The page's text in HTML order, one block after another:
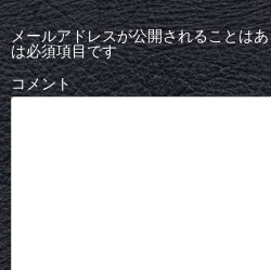
メールアドレスが公開されることは
は必須項目です
コメント